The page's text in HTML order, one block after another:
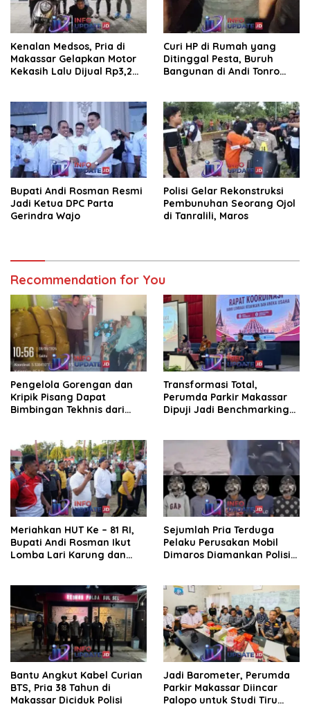
Kenalan Medsos, Pria di
Makassar Gelapkan Motor
Kekasih Lalu Dijual Rp3,2
Curi HP di Rumah yang
Ditinggal Pesta, Buruh
Bangunan di Andi Tonro
Bupati Andi Rosman Resmi
Jadi Ketua DPC Parta
Gerindra Wajo
Polisi Gelar Rekonstruksi
Pembunuhan Seorang Ojol
di Tanralili, Maros
Recommendation for You
Pengelola Gorengan dan
Kripik Pisang Dapat
Bimbingan Tekhnis dari
Transformasi Total,
Perumda Parkir Makassar
Dipuji Jadi Benchmarking
Meriahkan HUT Ke – 81 RI,
Bupati Andi Rosman Ikut
Lomba Lari Karung dan
Sejumlah Pria Terduga
Pelaku Perusakan Mobil
Dimaros Diamankan Polisi.
Bantu Angkut Kabel Curian
BTS, Pria 38 Tahun di
Makassar Diciduk Polisi
Jadi Barometer, Perumda
Parkir Makassar Diincar
Palopo untuk Studi Tiru